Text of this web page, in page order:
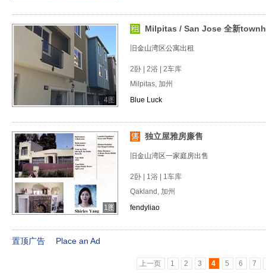
4图
Milpitas / San Jose 全新
旧金山湾区公寓出租
2卧 | 2浴 | 2车库
Milpitas, 加州
Blue Luck
1图
独立屋雅房廉售
旧金山湾区一家庭房出售
2卧 | 1浴 | 1车库
Qakland, 加州
fendyliao
置顶广告 Place an Ad
上一页 1 2 3 4 5 6 7